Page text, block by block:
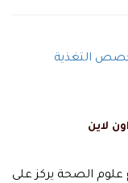
لاين
الصحة يركز على